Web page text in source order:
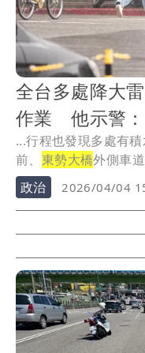
全台多處降大
作業 他示警：
...行程也發現多處有
前、 東勢大橋外側車
位進行...
政治 2026/04/04